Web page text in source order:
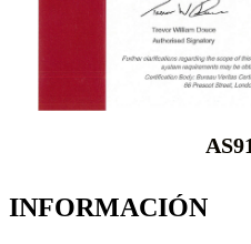
INFORMACIÓN